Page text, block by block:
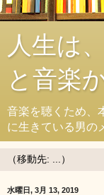
人生は
と音楽
音楽を聴くため、
に生きている男の
水曜日, 3月 13, 2019